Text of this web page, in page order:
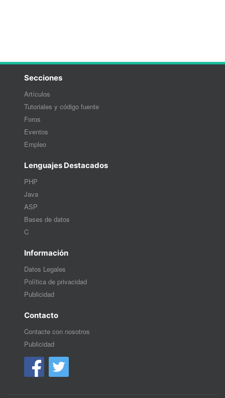
Secciones
Artículos
Tutoriales y código fuente
Foros
Eventos
Empleo
Lenguajes Destacados
PHP
Java
ASP
Bases de datos
C
Información
Datos Legales
Política de privacidad
Publicidad
Contacto
Contacte con nosotros
Publicidad